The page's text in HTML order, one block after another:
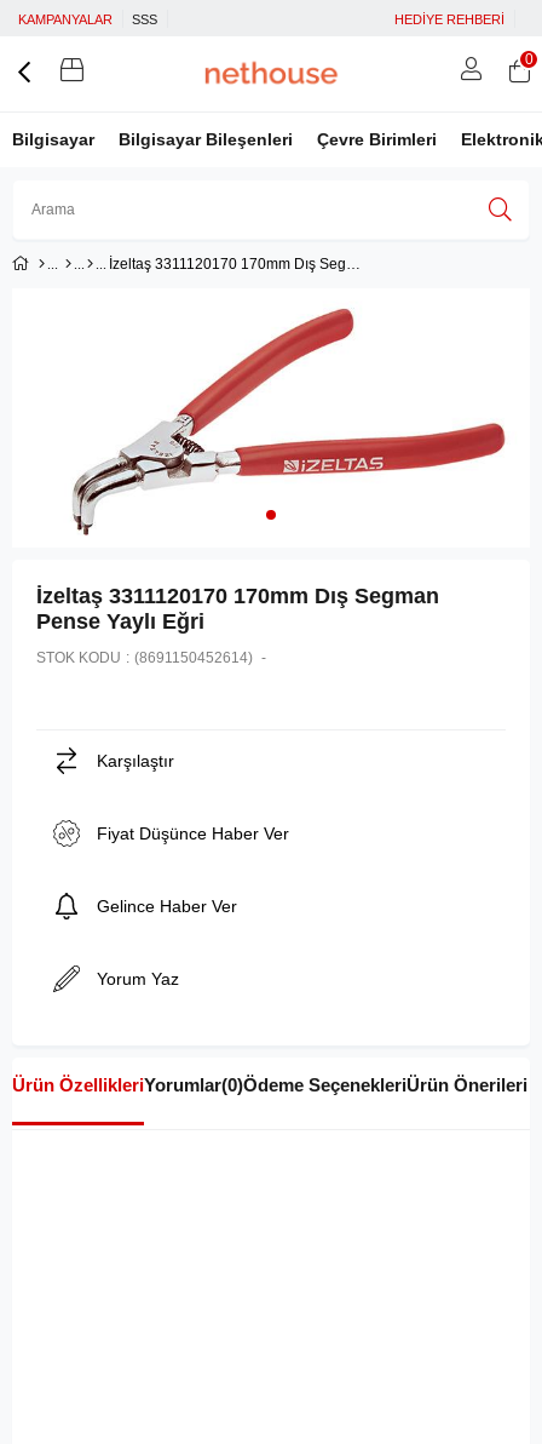
KAMPANYALAR SSS HEDİYE REHBERİ
Bilgisayar Bilgisayar Bileşenleri Çevre Birimleri
Üye Girişi Facebook İle Bağlan
Google İle Bağlan
0
İzeltaş 3311120170 170mm Dış Segman Pense Yaylı Eğri
İzeltaş 3311120170 170mm Dış Segman
Pense Yaylı Eğri
STOK KODU (8691150452614)
Karşılaştır
Fiyat Düşünce Haber Ver
Gelince Haber Ver
Yorum Yaz
Ürün ÖzellikleriYorumlar(0)Ödeme SeçenekleriÜrün Önerileri